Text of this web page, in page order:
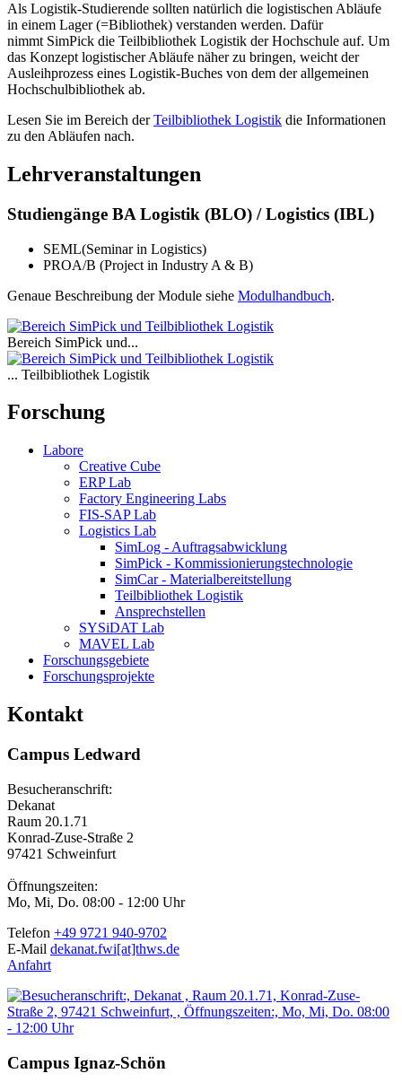
Als Logistik-Studierende sollten natürlich die logistischen Abläufe
in einem Lager (=Bibliothek) verstanden werden. Dafür
nimmt SimPick die Teilbibliothek Logistik der Hochschule auf. Um
das Konzept logistischer Abläufe näher zu bringen, weicht der
Ausleihprozess eines Logistik-Buches von dem der allgemeinen
Hochschulbibliothek ab.
Lesen Sie im Bereich derTeilbibliothek Logistik die Informationen
zu den Abläufen nach.
Lehrveranstaltungen
Studiengänge BA Logistik (BLO) / Logistics (IBL)
SEML(Seminar in Logistics)
PROA/B (Project in Industry A & B)
Genaue Beschreibung der Module siehe Modulhandbuch.
Bereich SimPick und...
... Teilbibliothek Logistik
Forschung
Labore
Creative Cube
ERP Lab
Factory Engineering Labs
FIS-SAP Lab
Logistics Lab
SimLog - Auftragsabwicklung
SimPick - Kommissionierungstechnologie
SimCar - Materialbereitstellung
Teilbibliothek Logistik
Ansprechstellen
SYSiDAT Lab
MAVEL Lab
Forschungsgebiete
Forschungsprojekte
Kontakt
Campus Ledward
Besucheranschrift:
Dekanat
Raum 20.1.71
Konrad-Zuse-Straße 2
97421 Schweinfurt
Öffnungszeiten:
Mo, Mi, Do. 08:00 - 12:00 Uhr
Telefon +49 9721 940-9702
E-Mail dekanat.fwi[at]thws.de
Anfahrt
Campus Ignaz-Schön